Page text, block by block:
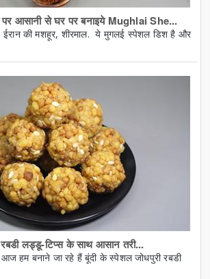
पर आसानी से घर पर बनाइये Mughlai She...
की मशहूर, शीरमाल. ये मुगलई स्पेशल डिश है और
लड्डू-टिप्स के साथ आसान तरी...
हम बनाने जा रहे हैं बूंदी के स्पेशल जोधपुरी रबडी